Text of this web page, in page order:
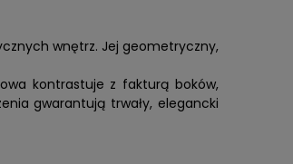
wnętrz. Jej geometryczny,
kontrastuje z fakturą boków,
gwarantują trwały, elegancki